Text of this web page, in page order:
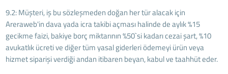
9.2: Müşteri, iş bu sözleşmeden doğan her tür alacak için
Areraweb'in dava yada icra takibi açması halinde de aylık %15
gecikme faizi, bakiye borç miktarının %50`si kadarı cezai şart, %10
avukatlık ücreti ve diğer tüm yasal giderleri ödemeyi ürün veya
hizmet siparişi verdiği andan itibaren beyan, kabul ve taahhüt eder.